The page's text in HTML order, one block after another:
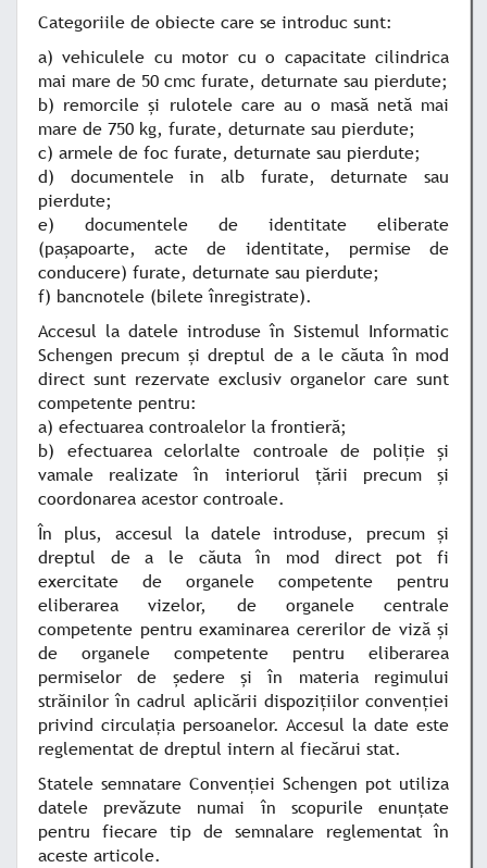
Categoriile de obiecte care se introduc sunt:
a) vehiculele cu motor cu o capacitate cilindrica
mai mare de 50 cmc furate, deturnate sau pierdute;
b) remorcile şi rulotele care au o masă netă mai
mare de 750 kg, furate, deturnate sau pierdute;
c) armele de foc furate, deturnate sau pierdute;
d) documentele in alb furate, deturnate sau
pierdute;
e) documentele de identitate eliberate
(paşapoarte, acte de identitate, permise de
conducere) furate, deturnate sau pierdute;
f) bancnotele (bilete înregistrate).
Accesul la datele introduse în Sistemul Informatic
Schengen precum şi dreptul de a le căuta în mod
direct sunt rezervate exclusiv organelor care sunt
competente pentru:
a) efectuarea controalelor la frontieră;
b) efectuarea celorlalte controale de poliţie şi
vamale realizate în interiorul ţării precum şi
coordonarea acestor controale.
În plus, accesul la datele introduse, precum şi
dreptul de a le căuta în mod direct pot fi
exercitate de organele competente pentru
eliberarea vizelor, de organele centrale
competente pentru examinarea cererilor de viză şi
de organele competente pentru eliberarea
permiselor de şedere şi în materia regimului
străinilor în cadrul aplicării dispoziţiilor convenţiei
privind circulaţia persoanelor. Accesul la date este
reglementat de dreptul intern al fiecărui stat.
Statele semnatare Convenţiei Schengen pot utiliza
datele prevăzute numai în scopurile enunţate
pentru fiecare tip de semnalare reglementat în
aceste articole.